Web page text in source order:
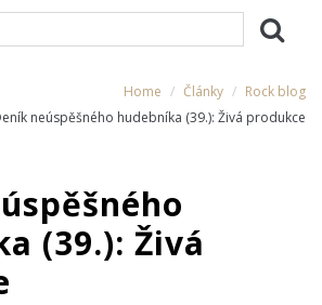
Home Články
Rock blog
neúspěšného hudebníka (39.): Živá produkce
(39.): Živá